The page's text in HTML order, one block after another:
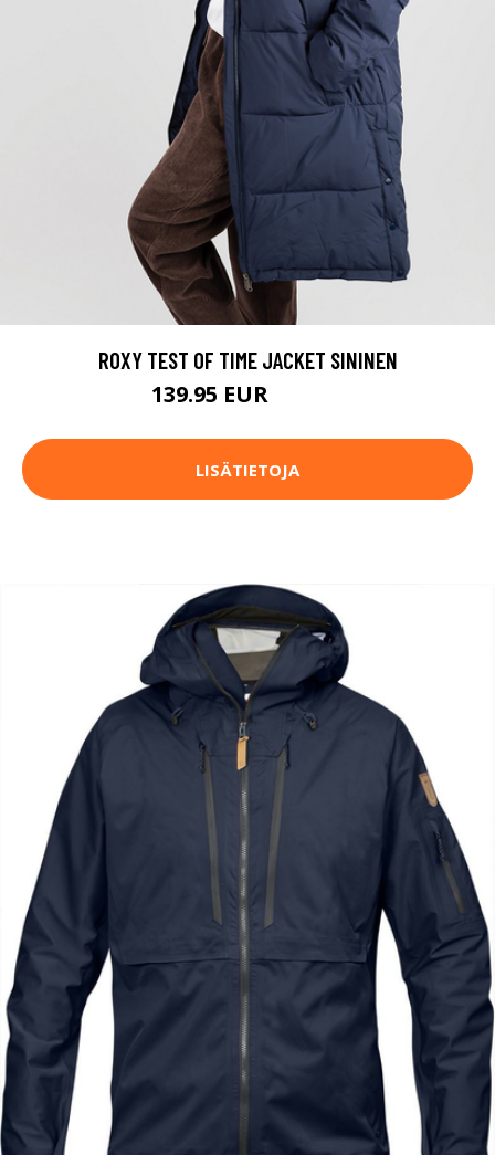
ROXY TEST OF TIME JACKET SININEN
139.95 EUR
LISÄTIETOJA